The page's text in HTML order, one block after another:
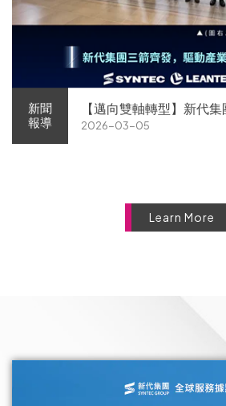
新聞
報導
【邁向雙軸轉型】新代
屬中心簽署MOU 領航 AI
2026-03-05
Learn More